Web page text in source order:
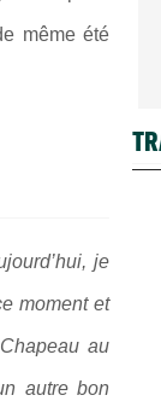
même été
je
moment et
au
autre bon